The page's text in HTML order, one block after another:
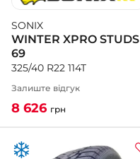
SONIX
WINTER XPRO STUDS
69
325/40 R22 114T
Залиште відгук
8 626 грн